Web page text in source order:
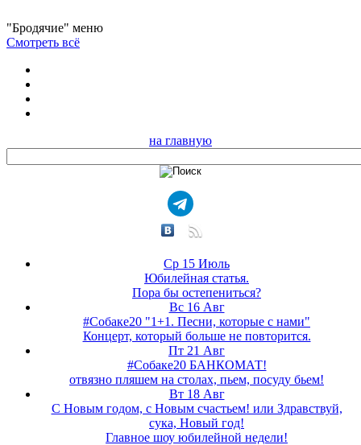
"Бродячие" меню
Смотреть всё
на главную
Ср 15 Июль
Юбилейная статья.
Пора бы остепениться?
Вс 16 Авг
#Собаке20 "1+1. Песни, которые с нами"
Концерт, который больше не повторится.
Пт 21 Авг
#Собаке20 БАНКОМАТ!
отвязно пляшем на столах, пьем, посуду бьем!
Вт 18 Авг
С Новым годом, с Новым счастьем! или Здравствуй,
сука, Новый год!
Главное шоу юбилейной недели!